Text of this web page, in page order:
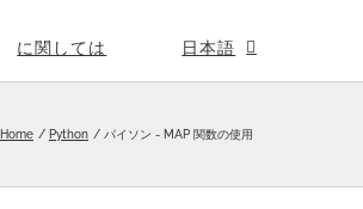
に関しては 日本語
Home Python パイソン - MAP 関数の使用